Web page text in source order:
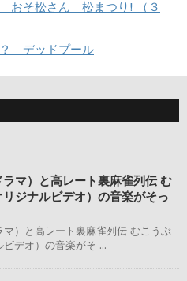
おそ松さん 松まつり! （３
？ デッドプール
マ）と高レート裏麻雀列伝 む
ジナルビデオ）の音楽がそっ
マ）と高レート裏麻雀列伝 むこうぶ
デオ）の音楽がそ ...